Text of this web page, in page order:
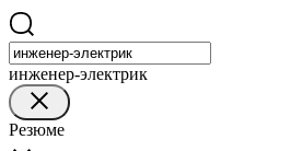
инженер-электрик
Резюме